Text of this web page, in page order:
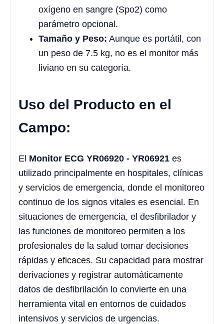
oxígeno en sangre (Spo2) como
parámetro opcional.
Tamaño y Peso: Aunque es portátil, con
un peso de 7.5 kg, no es el monitor más
liviano en su categoría.
Uso del Producto en el
Campo:
El Monitor ECG YR06920 - YR06921 es
utilizado principalmente en hospitales, clínicas
y servicios de emergencia, donde el monitoreo
continuo de los signos vitales es esencial. En
situaciones de emergencia, el desfibrilador y
las funciones de monitoreo permiten a los
profesionales de la salud tomar decisiones
rápidas y eficaces. Su capacidad para mostrar
derivaciones y registrar automáticamente
datos de desfibrilación lo convierte en una
herramienta vital en entornos de cuidados
intensivos y servicios de urgencias.